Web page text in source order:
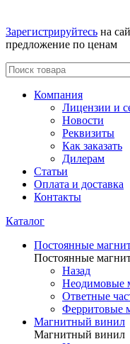
Зарегистрируйтесь на
предложение по ценам
Компания
Лицензии и
Новости
Реквизиты
Как заказать
Дилерам
Статьи
Оплата и доставка
Контакты
Каталог
Постоянные
Постоянные
Назад
Неодимовые
Ответные
Ферритовые
Магнитный винил
Магнитный винил